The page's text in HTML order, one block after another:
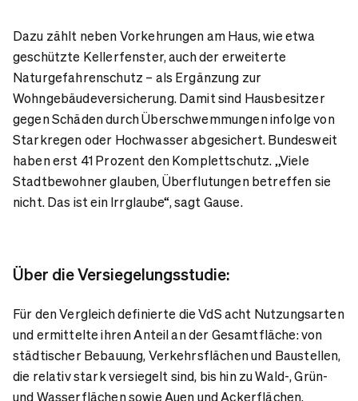
Dazu zählt neben Vorkehrungen am Haus, wie etwa
geschützte Kellerfenster, auch der erweiterte
Naturgefahrenschutz – als Ergänzung zur
Wohngebäudeversicherung. Damit sind Hausbesitzer
gegen Schäden durch Überschwemmungen infolge von
Starkregen oder Hochwasser abgesichert. Bundesweit
haben erst 41 Prozent den Komplettschutz. „Viele
Stadtbewohner glauben, Überflutungen betreffen sie
nicht. Das ist ein Irrglaube“, sagt Gause.
Über die Versiegelungsstudie:
Für den Vergleich definierte die VdS acht Nutzungsarten
und ermittelte ihren Anteil an der Gesamtfläche: von
städtischer Bebauung, Verkehrsflächen und Baustellen,
die relativ stark versiegelt sind, bis hin zu Wald-, Grün-
und Wasserflächen sowie Auen und Ackerflächen.